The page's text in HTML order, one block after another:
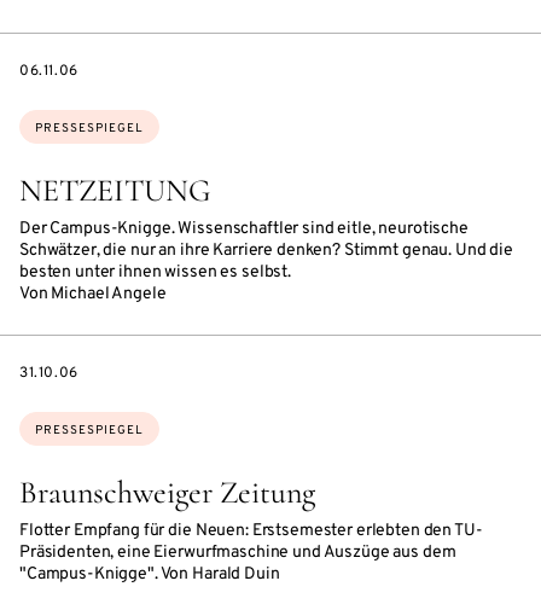
NETZEITUNG
Der Campus-Knigge. Wissenschaftler sind eitle, neurotische
Schwätzer, die nur an ihre Karriere denken? Stimmt genau. Und die
besten unter ihnen wissen es selbst.
Von Michael Angele
Themen:
PRESSESPIEGEL
DATE
06.11.06
Braunschweiger Zeitung
Flotter Empfang für die Neuen: Erstsemester erlebten den TU-
Präsidenten, eine Eierwurfmaschine und Auszüge aus dem
"Campus-Knigge". Von Harald Duin
Themen:
PRESSESPIEGEL
DATE
31.10.06